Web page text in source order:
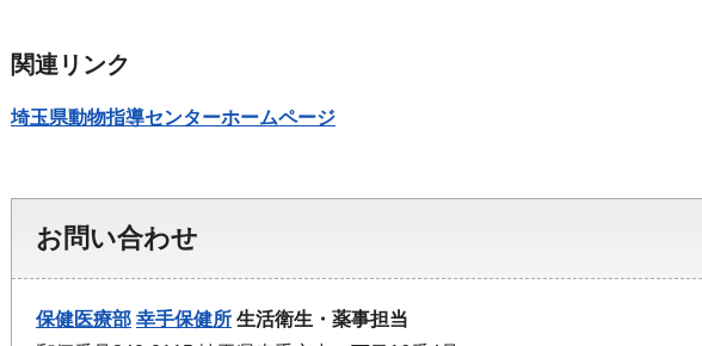
関連リンク
埼玉県動物指導センターホームページ
お問い合わせ
保健医療部 幸手保健所 生活衛生・薬事担当